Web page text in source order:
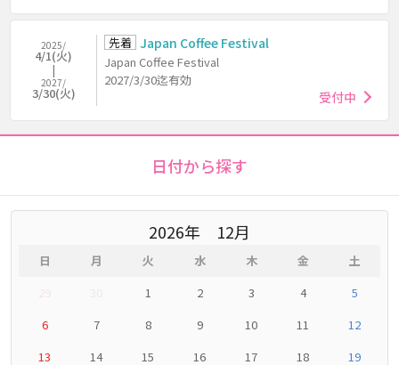
2025/
4/1(火)
2027/
3/30(火)
先着 Japan Coffee Festival
Japan Coffee Festival
2027/3/30迄有効
受付中
日付から探す
2026 12月
日 月 火 水 木 金
土
1 2 3 4
5
6
7 8 9 10 11
12
13
14 15 16 17 18
19